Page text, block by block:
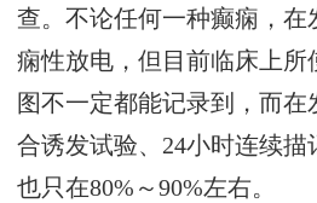
查。不论任何一种癫痫，在
痫性放电，但目前临床上所
图不一定都能记录到，而
合诱发试验、24小时连续
也只在80%～90%左右。